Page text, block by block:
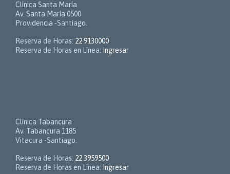
Clínica Santa María
Av. Santa María 0500
Providencia -Santiago.
Reserva de Horas: 22 9130000
Reserva de Horas en Línea: Ingresar
Clínica Tabancura
Av. Tabancura 1185
Vitacura -Santiago.
Reserva de Horas: 22 3959500
Reserva de Horas en Línea: Ingresar